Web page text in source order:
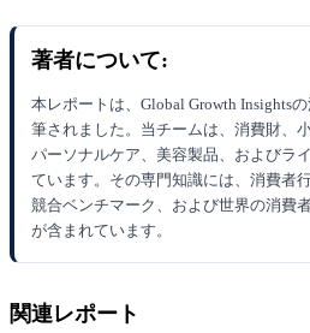
著者について:
本レポートは、Global Growth Insights
筆されました。当チームは、消費財、
パーソナルケア、美容製品、およびラ
ています。その専門知識には、消費者
競合ベンチマーク、および世界の消費
が含まれています。
関連レポート